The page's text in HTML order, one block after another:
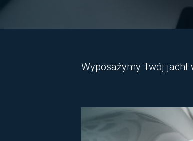
Wyposażymy Twój jacht